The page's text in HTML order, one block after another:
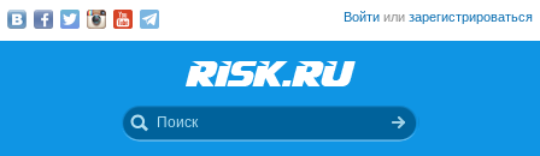
Войти или зарегистрироваться